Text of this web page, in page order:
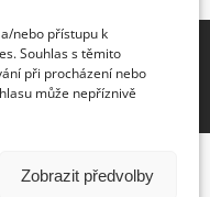
nebo přístupu k
Souhlas s těmito
při procházení nebo
může nepříznivě
Zobrazit předvolby